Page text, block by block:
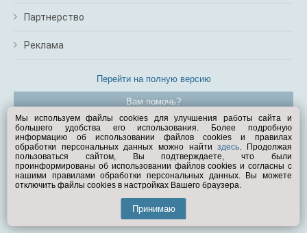
Партнерство
Реклама
Перейти на полную версию
Вам помочь?
© Exist.ru 1998—2026
Мы используем файлы cookies для улучшения работы сайта и
большего удобства его использования. Более подробную
информацию об использовании файлов cookies и правилах
обработки персональных данных можно найтиздесь. Продолжая
пользоваться сайтом, Вы подтверждаете, что были
проинформированы об использовании файлов cookies и согласны с
нашими правилами обработки персональных данных. Вы можете
отключить файлы cookies в настройках Вашего браузера.
Принимаю